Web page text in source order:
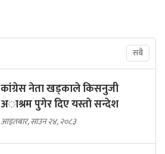
सबै
कांग्रेस नेता खड्काले किसनुजी
अाश्रम पुगेर दिए यस्ताे सन्देश
आइतबार, साउन २४, २०८३